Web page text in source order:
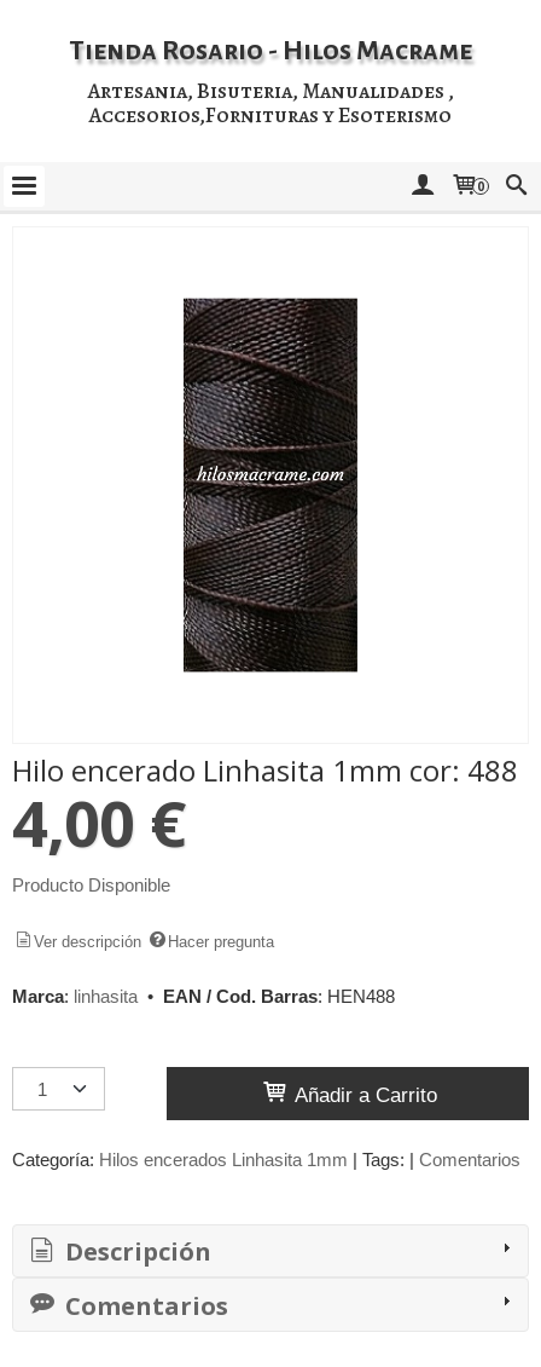
Tienda Rosario - Hilos Macrame
Artesania, Bisuteria, Manualidades ,
Accesorios,Fornituras y Esoterismo
0
Hilo encerado Linhasita 1mm cor: 488
4,00 €
Producto Disponible
Ver descripción Hacer pregunta
Marca: linhasita • EAN / Cod. Barras: HEN488
Añadir a Carrito
Categoría: Hilos encerados Linhasita 1mm | Tags: | Comentarios
Descripción
Comentarios